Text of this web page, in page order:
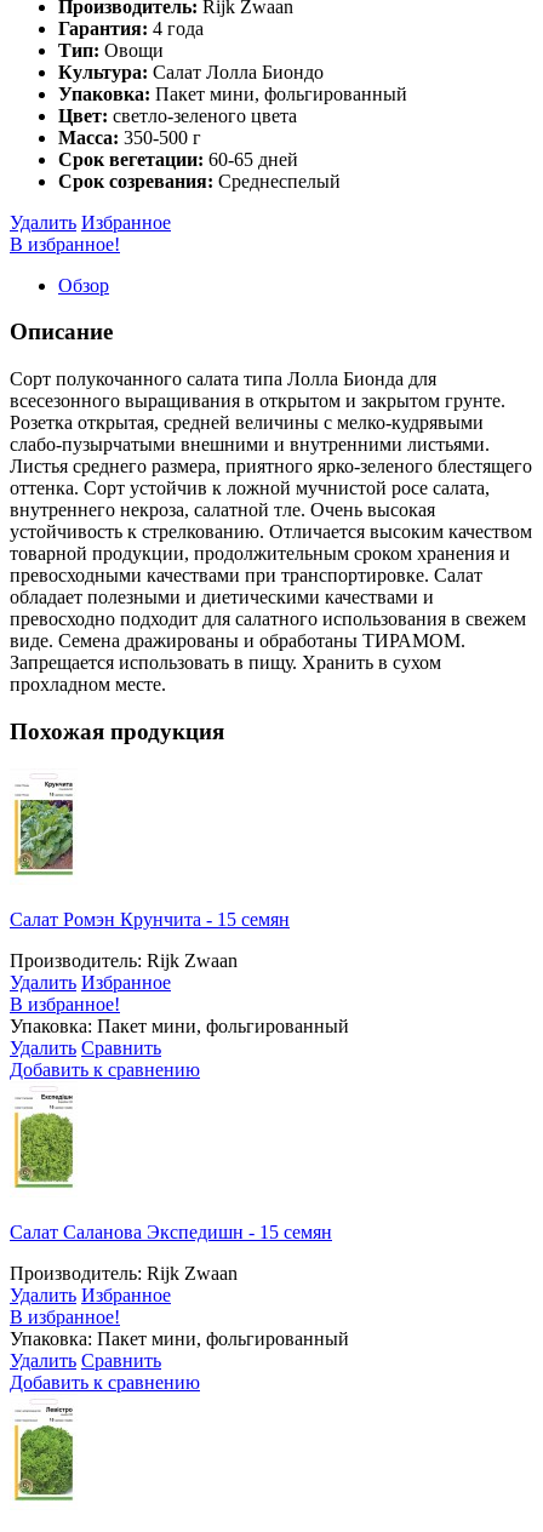
Производитель: Rijk Zwaan
Гарантия: 4 года
Тип: Овощи
Культура: Салат Лолла Биондо
Упаковка: Пакет мини, фольгированный
Цвет: светло-зеленого цвета
Масса: 350-500 г
Срок вегетации: 60-65 дней
Срок созревания: Среднеспелый
Удалить Избранное
В избранное!
Обзор
Описание
Сорт полукочанного салата типа Лолла Бионда для
всесезонного выращивания в открытом и закрытом грунте.
Розетка открытая, средней величины с мелко-кудрявыми
слабо-пузырчатыми внешними и внутренними листьями.
Листья среднего размера, приятного ярко-зеленого блестящего
оттенка. Сорт устойчив к ложной мучнистой росе салата,
внутреннего некроза, салатной тле. Очень высокая
устойчивость к стрелкованию. Отличается высоким качеством
товарной продукции, продолжительным сроком хранения и
превосходными качествами при транспортировке. Салат
обладает полезными и диетическими качествами и
превосходно подходит для салатного использования в свежем
виде. Семена дражированы и обработаны ТИРАМОМ.
Запрещается использовать в пищу. Хранить в сухом
прохладном месте.
Похожая продукция
Салат Ромэн Крунчита - 15 семян
Производитель: Rijk Zwaan
Удалить Избранное
В избранное!
Упаковка: Пакет мини, фольгированный
Удалить Сравнить
Добавить к сравнению
Салат Саланова Экспедишн - 15 семян
Производитель: Rijk Zwaan
Удалить Избранное
В избранное!
Упаковка: Пакет мини, фольгированный
Удалить Сравнить
Добавить к сравнению